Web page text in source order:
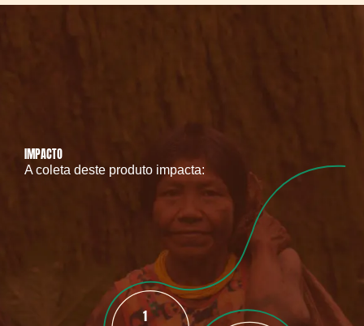
IMPACTO
A coleta deste produto impacta:
1